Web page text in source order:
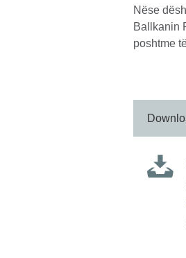
Nëse
Ballkanin
poshtme